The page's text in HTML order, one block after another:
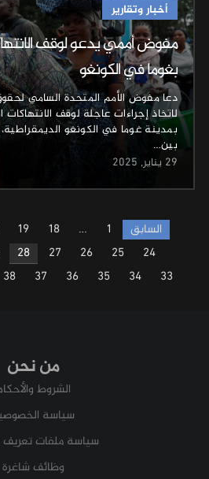
أخبار وتقارير
مفوض أممي يدعو لوقف
بغوما في الكونغو
دعا مفوض الأمم المتحدة السامي
لاتخاذ إجراءات عاجلة لوقف
بمدينة غوما في الكونغو الديمقراطية،
بين…
29 يناير, 2025
Posts
pagination
السابق 1
…
18
19
24
25
26
27
28
33
34
35
36
37
38
من نحن
الشروط
سياسة
سياسة ملفات تعريف
وظائف شاغرة